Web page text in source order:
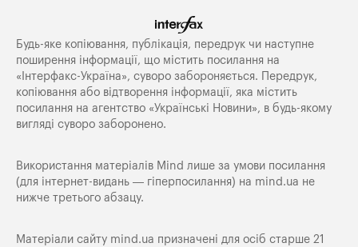
Будь-яке копiювання, публiкацiя, передрук чи наступне
поширення iнформацiї, що мiстить посилання на
«Iнтерфакс-Україна», суворо забороняється. Передрук,
копіювання або відтворення інформації, яка містить
посилання на агентство «Українські Новини», в будь-якому
вигляді суворо заборонено.
Використання матеріалів Mind лише за умови посилання
(для інтернет-видань — гіперпосилання) на mind.ua не
нижче третього абзацу.
Матеріали сайту mind.ua призначені для осіб старше 21